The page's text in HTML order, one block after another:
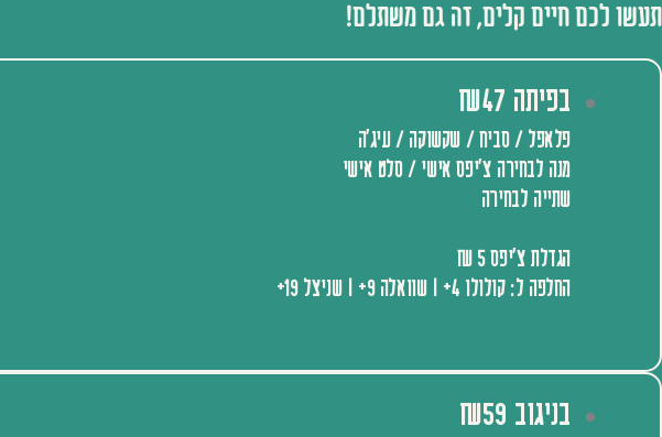
תעשו לכם חיים קלים, זה גם משתלם!
בפיתה ₪47
פלאפל / סביח / שקשוקה / עיג׳ה
מנה לבחירה צ׳יפס אישי / סלט אישי
שתייה לבחירה
הגדלת צ׳יפס 5 ₪
החלפה ל: קולולו 4+ | שוואלה 9+ | שניצל 19+
בניגוב ₪59